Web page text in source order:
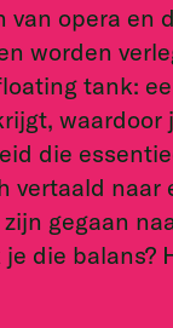
van opera en
worden
tank:
waardoor
die
vertaald naar
zijn gegaan
die balans?